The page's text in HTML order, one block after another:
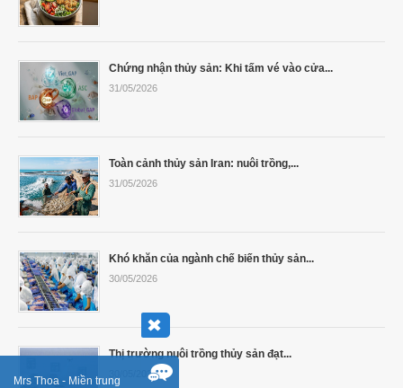
Chứng nhận thủy sản: Khi tấm vé vào cửa...
31/05/2026
Toàn cảnh thủy sản Iran: nuôi trồng,...
31/05/2026
Khó khăn của ngành chế biến thủy sản...
30/05/2026
Thị trường nuôi trồng thủy sản đạt...
30/05/2026
Mrs Thoa - Miền trung